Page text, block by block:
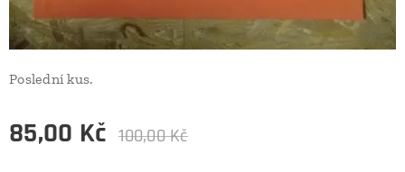
Poslední kus.
85,00 Kč 100,00Kč